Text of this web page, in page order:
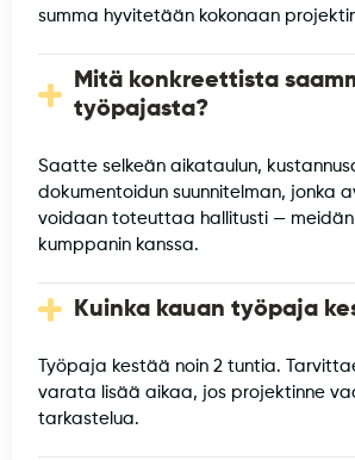
summa hyvitetään kokonaan
Mitä konkreettista
työpajasta?
Saatte selkeän aikataulun,
dokumentoidun suunnitelman, jonka
voidaan toteuttaa hallitusti — meidän
kumppanin kanssa.
Kuinka kauan työpaja
Työpaja kestää noin 2 tuntia.
varata lisää aikaa, jos projektinne
tarkastelua.